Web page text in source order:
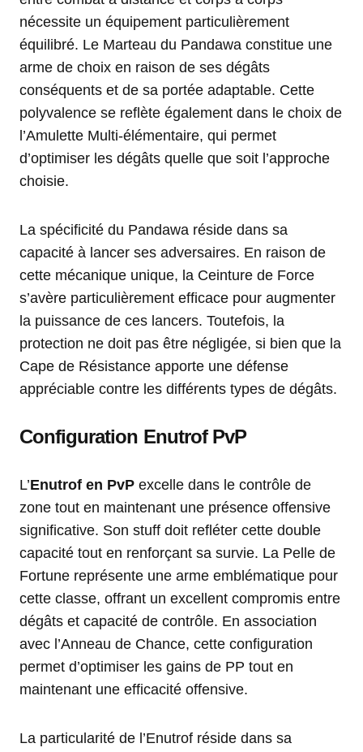
nécessite un équipement particulièrement
équilibré. Le Marteau du Pandawa constitue une
arme de choix en raison de ses dégâts
conséquents et de sa portée adaptable. Cette
polyvalence se reflète également dans le choix de
l’Amulette Multi-élémentaire, qui permet
d’optimiser les dégâts quelle que soit l’approche
choisie.
La spécificité du Pandawa réside dans sa
capacité à lancer ses adversaires. En raison de
cette mécanique unique, la Ceinture de Force
s’avère particulièrement efficace pour augmenter
la puissance de ces lancers. Toutefois, la
protection ne doit pas être négligée, si bien que la
Cape de Résistance apporte une défense
appréciable contre les différents types de dégâts.
Configuration Enutrof PvP
L’Enutrof en PvP excelle dans le contrôle de
zone tout en maintenant une présence offensive
significative. Son stuff doit refléter cette double
capacité tout en renforçant sa survie. La Pelle de
Fortune représente une arme emblématique pour
cette classe, offrant un excellent compromis entre
dégâts et capacité de contrôle. En association
avec l’Anneau de Chance, cette configuration
permet d’optimiser les gains de PP tout en
maintenant une efficacité offensive.
La particularité de l’Enutrof réside dans sa